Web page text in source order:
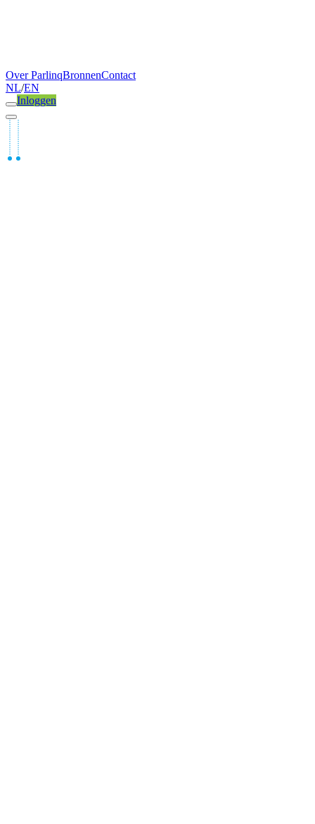
Over ParlinqBronnenContact
NL/EN
Inloggen